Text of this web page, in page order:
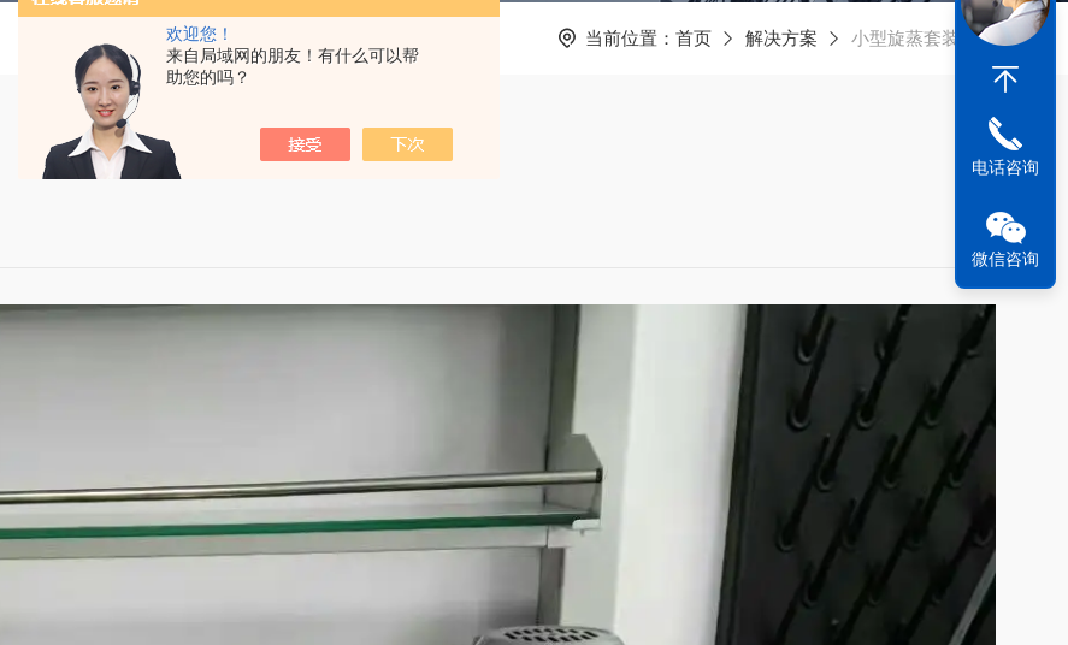
欢迎您！
来自局域网的朋友！有什么可以帮
助您的吗？
当前位置： 首页 解决方案 小型旋蒸套装组合
电话咨询
微信咨询